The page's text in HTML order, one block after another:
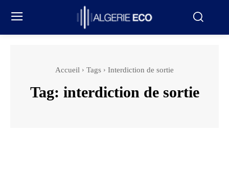
Accueil Tags Interdiction de sortie
Tag: interdiction de sortie